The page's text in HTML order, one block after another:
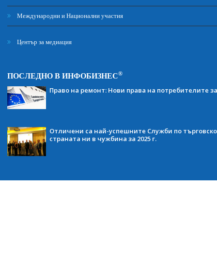
Международни и Национални участия
Център за медиация
ПОСЛЕДНО В ИНФОБИЗНЕС®
Право на ремонт: Нови права на потребителите
Отличени са най-успешните Служби по
страната ни в чужбина за 2025 г.